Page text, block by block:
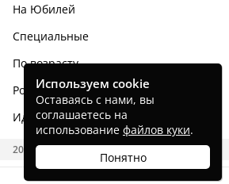
На Юбилей
Специальные
По возрасту
Родным и близким
Идеи тортов
2026 CAKES.RU
Используем cookie
Оставаясь с нами, вы
соглашаетесь на
использование файлов куки.
Понятно